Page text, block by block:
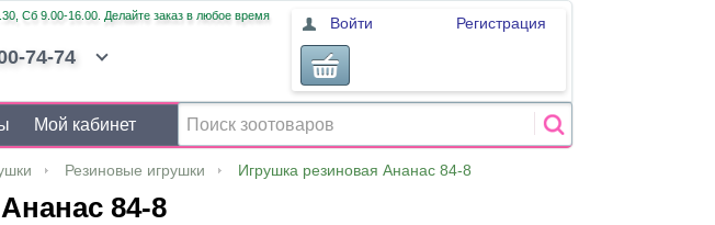
Сб 9.00-16.00. Делайте заказ в любое время
74-74
Войти Регистрация
Мой кабинет
Резиновые игрушки Игрушка резиновая Ананас 84-8
84-8